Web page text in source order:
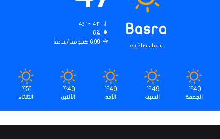
Basra
سماء صافية
49º - 41º
6%
6.99 كيلومتر/ساعة
49
℃
الجمعة
49
℃
السبت
49
℃
الأحد
49
℃
الأثنين
51
℃
الثلاثاء